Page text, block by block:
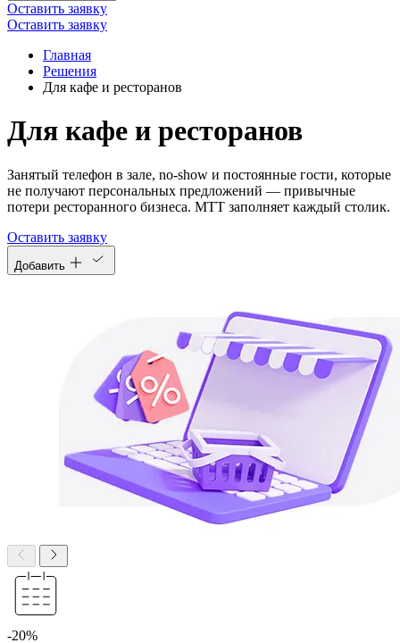
Оставить заявку
Оставить заявку
Главная
Решения
Для кафе и ресторанов
Для кафе и ресторанов
Занятый телефон в зале, no-show и постоянные гости, которые
не получают персональных предложений — привычные
потери ресторанного бизнеса. МТТ заполняет каждый столик.
Оставить заявку
Добавить
-20%